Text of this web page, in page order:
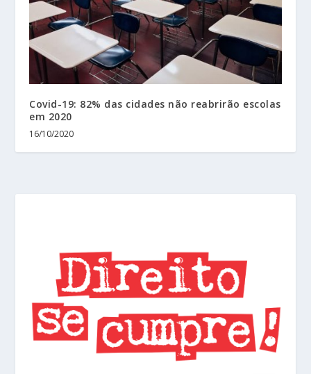
Covid-19: 82% das cidades não reabrirão escolas
em 2020
16/10/2020